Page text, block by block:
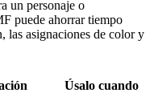
un personaje o
puede ahorrar tiempo
las asignaciones de color y
Úsalo cuando